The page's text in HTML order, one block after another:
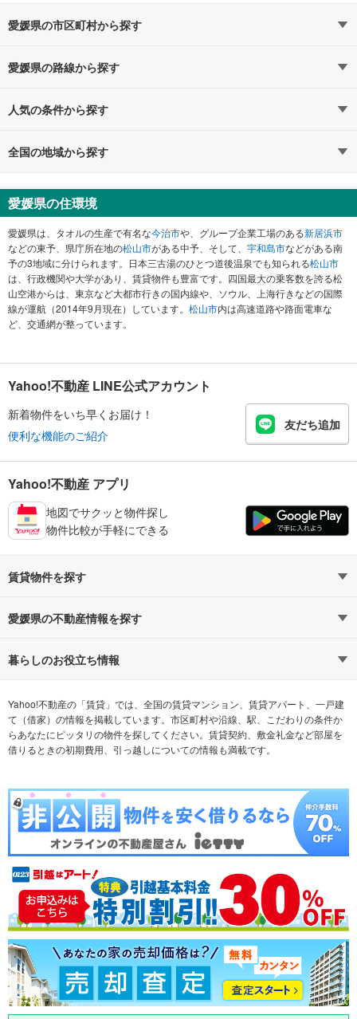
愛媛県の市区町村から探す
愛媛県の路線から探す
人気の条件から探す
全国の地域から探す
愛媛県の住環境
愛媛県は、タオルの生産で有名な今治市や、グループ企業工場のある新居浜市
などの東予、県庁所在地の松山市がある中予、そして、 宇和島市などがある南
予の3地域に分けられます。日本三古湯のひとつ道後温泉でも知られる松山市
は、行政機関や大学があり、賃貸物件も豊富です。四国最大の乗客数を誇る松
山空港からは、東京など大都市行きの国内線や、ソウル、上海行きなどの国際
線が運航（2014年9月現在）しています。 松山市内は高速道路や路面電車な
ど、交通網が整っています。
Yahoo!不動産 LINE公式アカウント
新着物件をいち早くお届け！
便利な機能のご紹介
友だち追加
Yahoo!不動産 アプリ
地図でサクッと物件探し
物件比較が手軽にできる
賃貸物件を探す
路線・駅から探す
通勤時間から探す
不動産会社から探す 希望の条件から探す
テーマから探す ランキングから探す
愛媛県の不動産情報を探す
不動産・住宅
新築マンション 中古マンション
新築一戸建て 中古一戸建て
注文住宅 土地
売却査定
暮らしのお役立ち情報
マンションカタログ 教えて！住まいの先生
Yahoo!不動産の「賃貸」では、全国の賃貸マンション、賃貸アパート、一戸建
て（借家）の情報を掲載しています。市区町村や沿線、駅、こだわりの条件か
らあなたにピッタリの物件を探してください。賃貸契約、敷金礼金など部屋を
借りるときの初期費用、引っ越しについての情報も満載です。